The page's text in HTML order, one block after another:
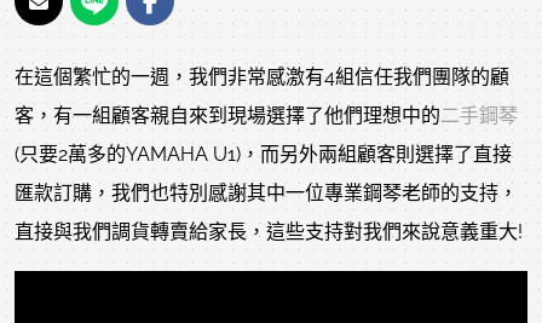
在這個繁忙的一週，我們非常感激有4組信任我們團隊的顧
客，有一組顧客親自來到現場選擇了他們理想中的二手鋼琴
(只要2萬多的YAMAHA U1)，而另外兩組顧客則選擇了直接
匯款訂購，我們也特別感謝其中一位專業鋼琴老師的支持，
直接與我們調貨轉賣給家長，這些支持對我們來說意義重大!